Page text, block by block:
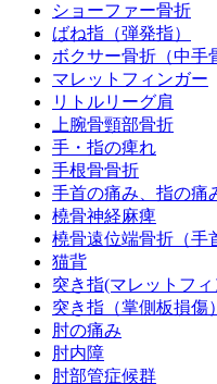
ショーファー骨折
ばね指（弾発指）
ボクサー骨折（中手
マレットフィンガー
リトルリーグ肩
上腕骨頸部骨折
手・指の痺れ
手根骨骨折
手首の痛み、指の痛
橈骨神経麻痺
橈骨遠位端骨折（手
猫背
突き指(マレットフ
突き指（掌側板損傷）
肘の痛み
肘内障
肘部管症候群